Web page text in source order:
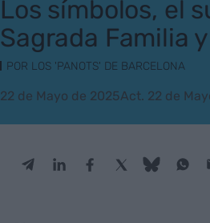
Los símbolos, el
Sagrada Familia
POR LOS 'PANOTS' DE BARCELONA
22 de Mayo de 2025Act. 22 de